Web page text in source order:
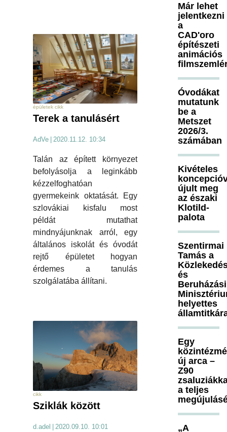
épületek cikk
Terek a tanulásért
AdVe 2020.11.12. 10:34
Talán az épített környezet
befolyásolja a leginkább
kézzelfoghatóan
gyermekeink oktatását. Egy
szlovákiai kisfalu most
példát mutathat
mindnyájunknak arról, egy
általános iskolát és óvodát
rejtő épületet hogyan
érdemes a tanulás
szolgálatába állítani.
cikk
Sziklák között
d.adel | 2020.09.10. 10:01
Már lehet
jelentkezni
a
CAD'oro
építészeti
animációs
Óvodákat
mutatunk
be a
Metszet
2026/3.
számában
Kivételes
újult meg
az északi
Klotild-
palota
Szentirmai
Tamás a
és
Beruházási
helyettes
Egy
új arca –
Z90
a teljes
„A